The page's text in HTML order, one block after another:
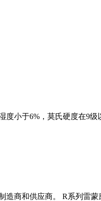
小于6%，莫氏硬度在9
商和供应商。 R系列雷